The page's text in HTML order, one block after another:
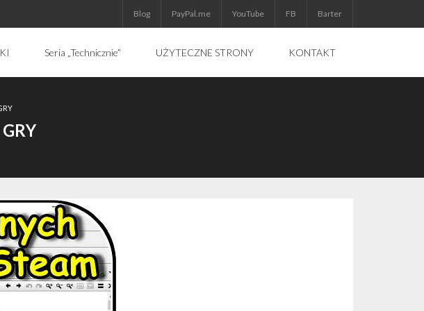
Blog PayPal.me YouTube FB Barter
Seria „Technicznie” UŻYTECZNE STRONY KONTAKT
GRY